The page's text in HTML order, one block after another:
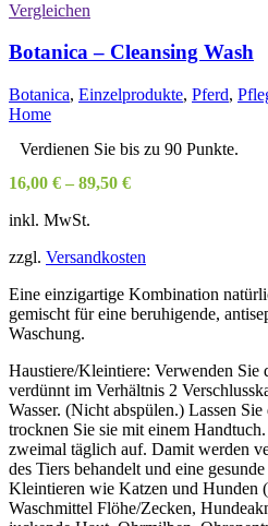
Vergleichen
Botanica – Cleansing Wash
Botanica, Einzelprodukte, Pferd,
Home
Verdienen Sie bis zu 90 Punkte.
16,00 € – 89,50 €
inkl. MwSt.
zzgl. Versandkosten
Eine einzigartige Kombination
gemischt für eine beruhigende,
Waschung.
Haustiere/Kleintiere: Verwenden Sie
verdünnt im Verhältnis 2
Wasser. (Nicht abspülen.) Lassen
trocknen Sie sie mit einem
zweimal täglich auf. Damit werden
des Tiers behandelt und eine
Kleintieren wie Katzen und Hunden
Waschmittel Flöhe/Zecken,